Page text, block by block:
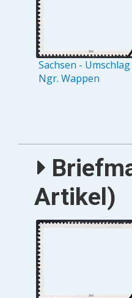
Sachsen - Umschlag
Ngr. Wappen
Artikel)